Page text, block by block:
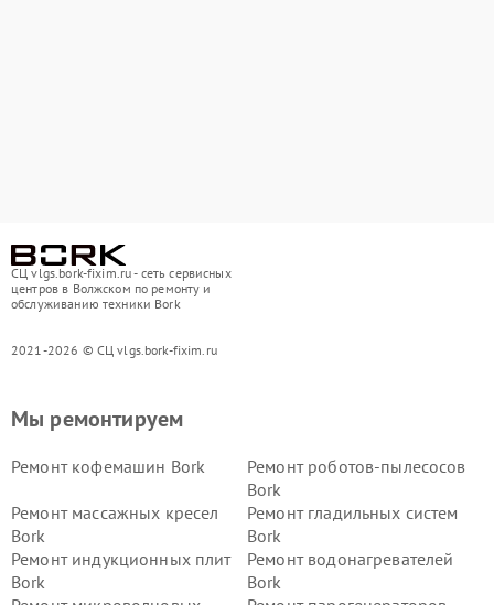
СЦ vlgs.bork-fixim.ru - сеть сервисных
центров в Волжском по ремонту и
обслуживанию техники Bork
2021-2026 © СЦ vlgs.bork-fixim.ru
Мы ремонтируем
Ремонт кофемашин Bork
Ремонт роботов-пылесосов
Bork
Ремонт массажных кресел
Bork
Ремонт гладильных систем
Bork
Ремонт индукционных плит
Bork
Ремонт водонагревателей
Bork